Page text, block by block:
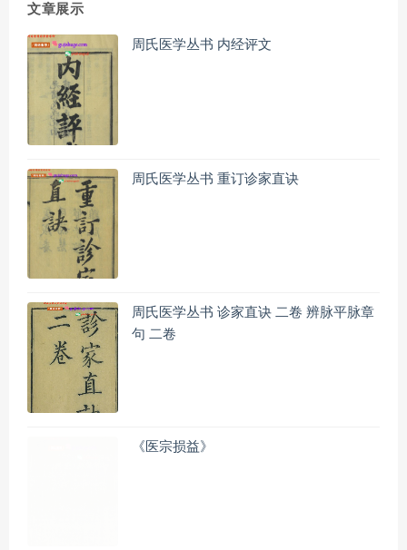
文章展示
周氏医学丛书 内经评文
周氏医学丛书 重订诊家直诀
周氏医学丛书 诊家直诀 二卷 辨脉平脉章
句 二卷
《医宗损益》